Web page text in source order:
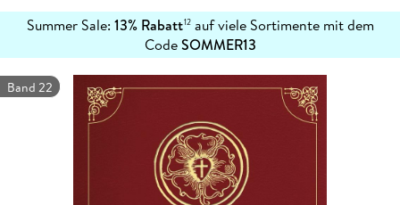
Summer Sale: 13% Rabatt12auf viele Sortimente mit dem
CodeSOMMER13
erfahren
Band 22